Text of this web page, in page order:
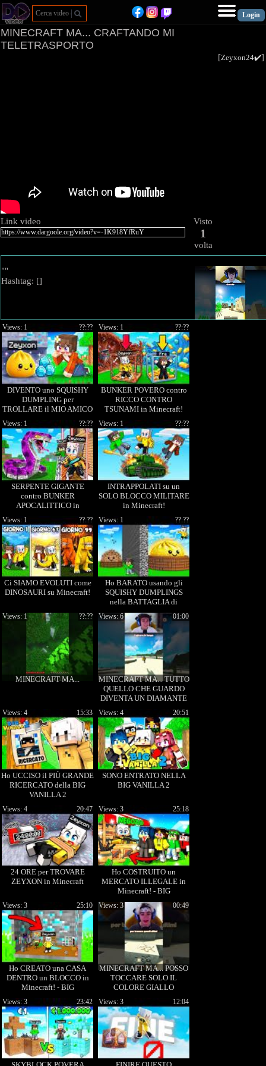
MINECRAFT MA... CRAFTANDO MI
TELETRASPORTO
[Zeyxon24✔️]
Link video Visto
1
volta
""
Hashtag: []
DIVENTO uno SQUISHY
DUMPLING per
TROLLARE il MIO AMICO
??:??
Views: 1
BUNKER POVERO contro
RICCO CONTRO
TSUNAMI in Minecraft!
??:??
Views: 1
SERPENTE GIGANTE
contro BUNKER
APOCALITTICO in
??:??
Views: 1
INTRAPPOLATI su un
SOLO BLOCCO MILITARE
in Minecraft!
??:??
Views: 1
Ci SIAMO EVOLUTI come
DINOSAURI su Minecraft!
??:??
Views: 1
Ho BARATO usando gli
SQUISHY DUMPLINGS
nella BATTAGLIA di
COSTRUZIONI su
Minecraft!
??:??
Views: 1
MINECRAFT MA...
??:??
Views: 1
MINECRAFT MA... TUTTO
QUELLO CHE GUARDO
DIVENTA UN DIAMANTE
01:00
Views: 6
Ho UCCISO il PIÙ GRANDE
RICERCATO della BIG
VANILLA 2
15:33
Views: 4
SONO ENTRATO NELLA
BIG VANILLA 2
20:51
Views: 4
24 ORE per TROVARE
ZEYXON in Minecraft
20:47
Views: 4
Ho COSTRUITO un
MERCATO ILLEGALE in
Minecraft! - BIG
SKYBLOCK Ep.16
25:18
Views: 3
Ho CREATO una CASA
DENTRO un BLOCCO in
Minecraft! - BIG
SKYBLOCK Ep.20
25:10
Views: 3
MINECRAFT MA... POSSO
TOCCARE SOLO IL
COLORE GIALLO
00:49
Views: 3
23:42
Views: 3 12:04
Views: 3